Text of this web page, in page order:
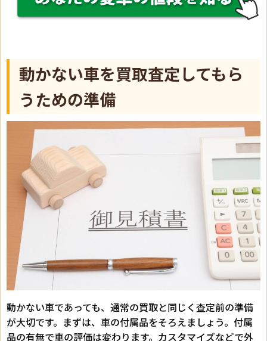
動かない車を買取査定してもら
うための準備
動かない車であっても、通常の買取と同じく査定前の準備
が大切です。まずは、車の付属品をそろえましょう。付属
品の有無で車の評価は変わります。カスタマイズなどで外